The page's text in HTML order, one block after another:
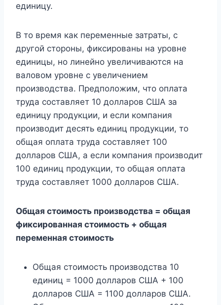
единицу.
В то время как переменные затраты, с
другой стороны, фиксированы на уровне
единицы, но линейно увеличиваются на
валовом уровне с увеличением
производства. Предположим, что оплата
труда составляет 10 долларов США за
единицу продукции, и если компания
производит десять единиц продукции, то
общая оплата труда составляет 100
долларов США, а если компания производит
100 единиц продукции, то общая оплата
труда составляет 1000 долларов США.
Общая стоимость производства = общая
фиксированная стоимость + общая
переменная стоимость
Общая стоимость производства 10
единиц = 1000 долларов США + 100
долларов США = 1100 долларов США.